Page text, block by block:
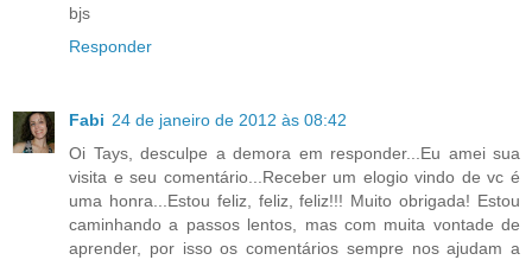
bjs
Responder
Fabi 24 de janeiro de 2012 às 08:42
Oi Tays, desculpe a demora em responder...Eu amei sua
visita e seu comentário...Receber um elogio vindo de vc é
uma honra...Estou feliz, feliz, feliz!!! Muito obrigada! Estou
caminhando a passos lentos, mas com muita vontade de
aprender, por isso os comentários sempre nos ajudam a